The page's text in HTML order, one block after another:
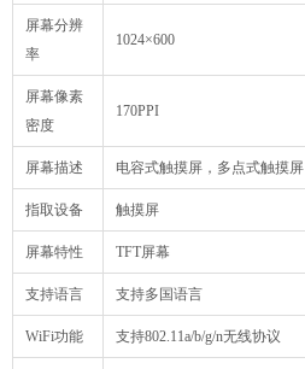
屏幕分辨
率
1024×600
屏幕像素
密度
170PPI
屏幕描述 电容式触摸屏，多点式触摸屏
指取设备 触摸屏
屏幕特性 TFT屏幕
支持语言 支持多国语言
WiFi功能 支持802.11a/b/g/n无线协议